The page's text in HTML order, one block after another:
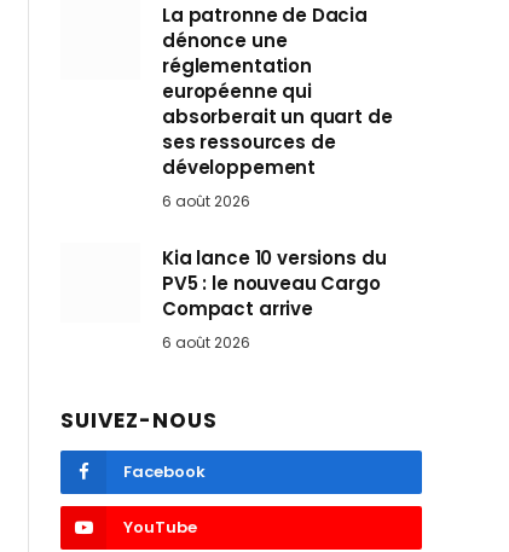
La patronne de Dacia
dénonce une
réglementation
européenne qui
absorberait un quart de
ses ressources de
développement
6 août 2026
Kia lance 10 versions du
PV5 : le nouveau Cargo
Compact arrive
6 août 2026
SUIVEZ-NOUS
Facebook
YouTube